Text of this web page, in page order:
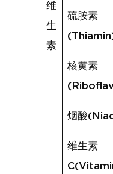
维
生
素
硫胺素
核黄素
烟酸
维生素